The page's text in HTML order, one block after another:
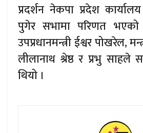
प्रदर्शन नेकपा प्रदेश
पुगेर सभामा परिणत भएको
उपप्रधानमन्त्री ईश्वर पोखरेल,
लीलानाथ श्रेष्ठ र प्रभु साहले
थियो ।